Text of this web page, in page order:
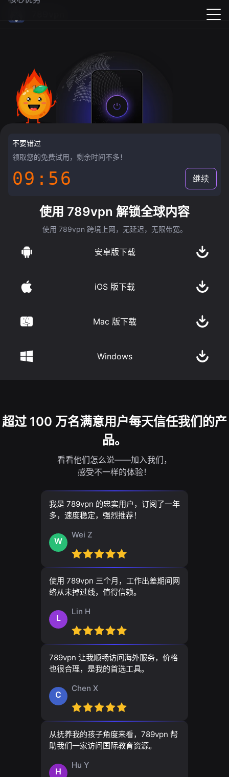
不要错过
领取您的免费试用，剩余时间不多！
09:55 继续
使用 789vpn 解锁全球内容
使用 789vpn 跨境上网，无延迟，无限带宽。
安卓版下载
iOS 版下载
Mac 版下载
Windows
超过 100 万名满意用户每天信任我们的产
品。
看看他们怎么说——加入我们，
感受不一样的体验！
我是 789vpn 的忠实用户，订阅了一年
多，速度稳定，强烈推荐！
W
Wei Z
使用 789vpn 三个月，工作出差期间网
络从未掉过线，值得信赖。
L
Lin H
789vpn 让我顺畅访问海外服务，价格
也很合理，是我的首选工具。
C
Chen X
从抚养我的孩子角度来看，789vpn 帮
助我们一家访问国际教育资源。
H
Hu Y